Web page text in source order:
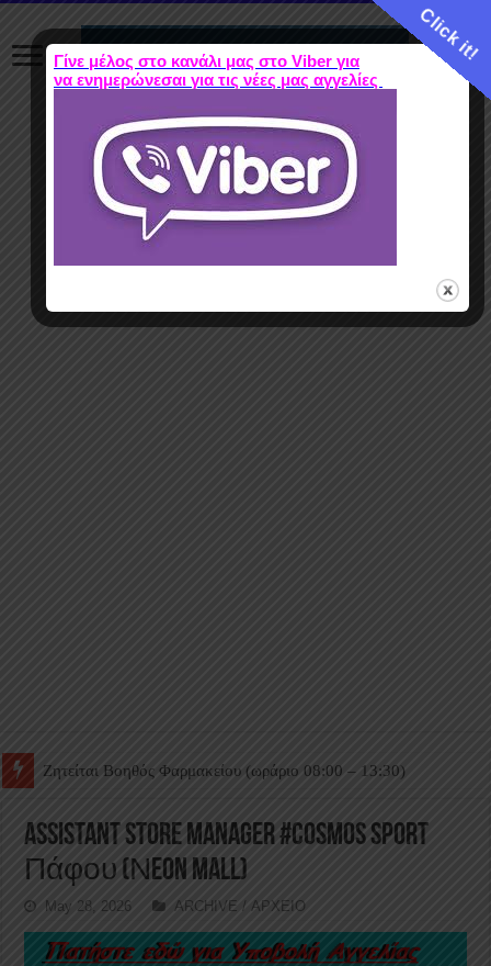
Ζητείται Βοηθός Θαλάμου
Assistant Store Manager #Cosmos sport
Πάφου (Νeon mall)
May 28, 2026 ARCHIVE / ΑΡΧΕΙΟ
Click it!
Γίνε μέλος στο κανάλι μας στο Viber για
να ενημερώνεσαι για τις νέες μας αγγελίες